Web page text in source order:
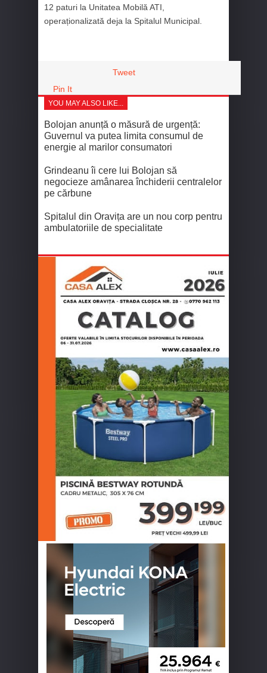
12 paturi la Unitatea Mobilă ATI,
operaționalizată deja la Spitalul Municipal.
Tweet
Pin It
YOU MAY ALSO LIKE...
Bolojan anunță o măsură de urgență:
Guvernul va putea limita consumul de
energie al marilor consumatori
Grindeanu îi cere lui Bolojan să
negocieze amânarea închiderii centralelor
pe cărbune
Spitalul din Oravița are un nou corp pentru
ambulatoriile de specialitate